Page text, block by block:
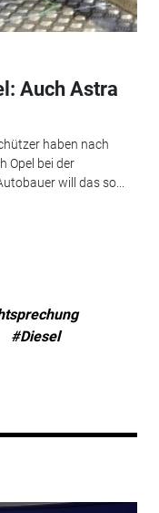
Auch Astra
haben nach
Opel bei der
will das so...
#Diesel